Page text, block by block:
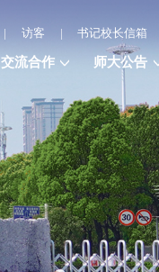
| 访客 | 书记校长信箱
交流合作 师大公告